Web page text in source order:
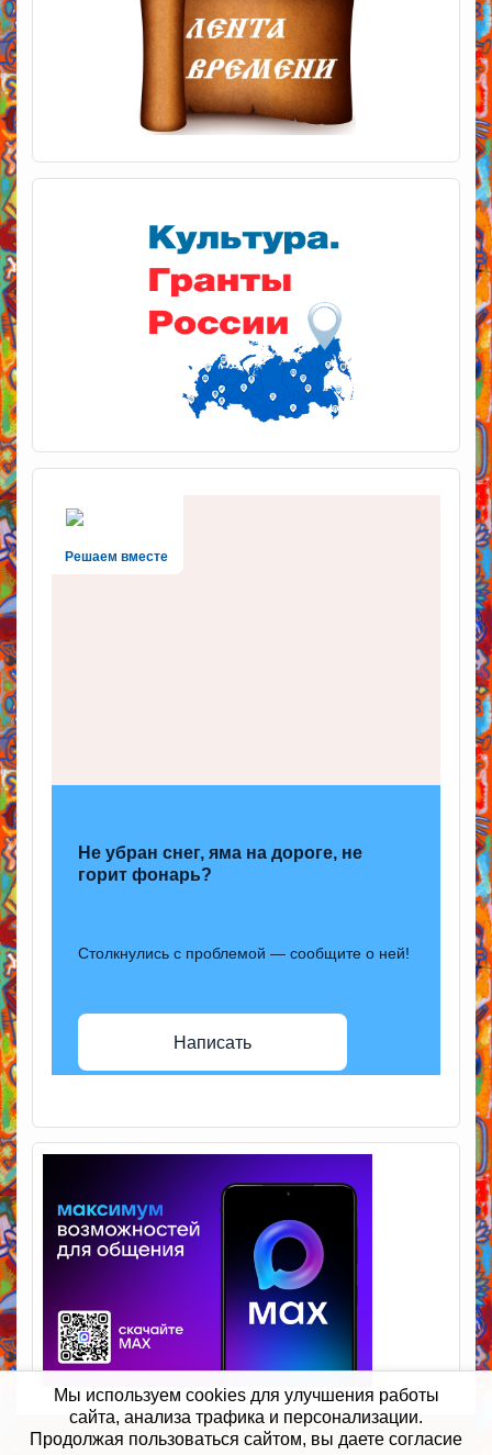
Решаем вместе
Не убран снег, яма на дороге, не
горит фонарь?
Столкнулись с проблемой — сообщите о ней!
Написать
Мы используем cookies для улучшения работы
сайта, анализа трафика и персонализации.
Продолжая пользоваться сайтом, вы даете согласие